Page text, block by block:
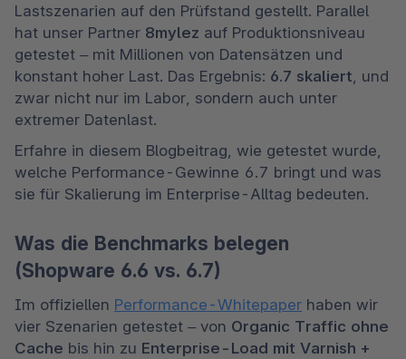
Lastszenarien auf den Prüfstand gestellt. Parallel
hat unser Partner 8mylez auf Produktionsniveau
getestet – mit Millionen von Datensätzen und
konstant hoher Last. Das Ergebnis: 6.7 skaliert , und
zwar nicht nur im Labor, sondern auch unter
extremer Datenlast.
Erfahre in diesem Blogbeitrag, wie getestet wurde,
welche Performance-Gewinne 6.7 bringt und was
sie für Skalierung im Enterprise-Alltag bedeuten.
Was die Benchmarks belegen
(Shopware 6.6 vs. 6.7)
Im offiziellen Performance-Whitepaper haben wir
vier Szenarien getestet – von Organic Traffic ohne
Cache bis hin zu Enterprise-Load mit Varnish +